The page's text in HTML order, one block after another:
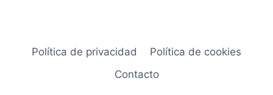
Política de privacidad
Política de cookies
Contacto